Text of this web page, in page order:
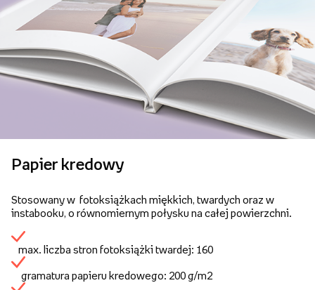
Papier kredowy
Stosowany w fotoksiążkach miękkich, twardych oraz w
instabooku, o równomiernym połysku na całej powierzchni.
max. liczba stron fotoksiążki twardej: 160
gramatura papieru kredowego: 200 g/m2